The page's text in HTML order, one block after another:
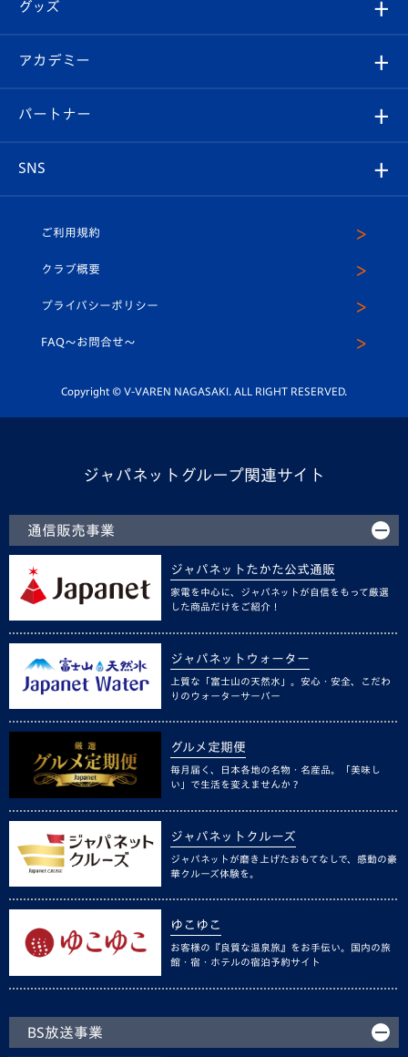
チケット
イベント
メディア
ホームタウン
スタッフプロフィール
マスコット紹介
平和祈念活動
ホームタウン活動
Revive Team
ヴィヴィくんの長崎おもてなしガイド
フォトギャラリー
スタジアムグルメ
V-LOVERS（ファンクラブ）
プレイヤーズスイート
グッズ
オンラインショップ
店舗情報
アカデミー
育成からのお知らせ
U-18
スクール
パートナー
SNS
ヴィヴィくんインスタグラム
公式LINE＠
ご利用規約
クラブ概要
プライバシーポリシー
FAQ〜お問合せ〜
Copyright © V-VAREN NAGASAKI. ALL RIGHT RESERVED.
ジャパネットグループ関連サイト
通信販売事業
ジャパネットたかた公式通販
家電を中心に、ジャパネットが自信をもって厳選
した商品だけをご紹介！
ジャパネットウォーター
上質な「富士山の天然水」。安心・安全、こだわ
りのウォーターサーバー
グルメ定期便
毎月届く、日本各地の名物・名産品。「美味し
い」で生活を変えませんか？
ジャパネットクルーズ
ジャパネットが磨き上げたおもてなしで、感動の豪
華クルーズ体験を。
ゆこゆこ
お客様の『良質な温泉旅』をお手伝い。国内の旅
館・宿・ホテルの宿泊予約サイト
BS放送事業